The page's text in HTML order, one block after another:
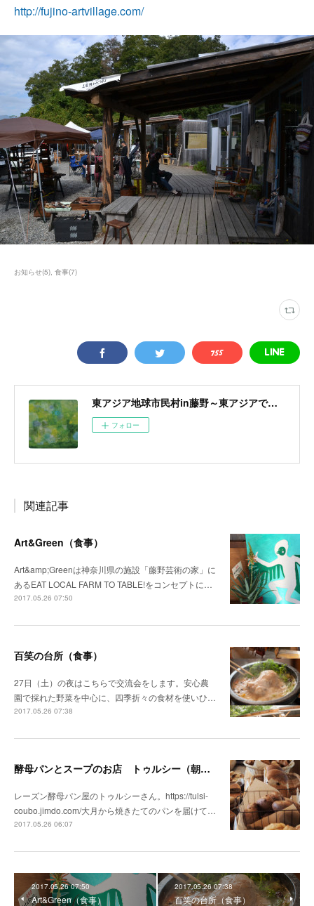
http://fujino-artvillage.com/
お知らせ(5) 食事(7)
東アジア地球市民村in藤野～東アジアで醸成する地球市民意識～
フォロー
関連記事
Art&Green（食事）
Art&amp;Greenは神奈川県の施設「藤野芸術の家」に
あるEAT LOCAL FARM TO TABLE!をコンセプトに…
2017.05.26 07:50
百笑の台所（食事）
27日（土）の夜はこちらで交流会をします。安心農
園で採れた野菜を中心に、四季折々の食材を使いひ…
2017.05.26 07:38
酵母パンとスープのお店 トゥルシー（朝食）
レーズン酵母パン屋のトゥルシーさん。https://tulsi-
coubo.jimdo.com/大月から焼きたてのパンを届けて…
2017.05.26 06:07
2017.05.26 07:50
Art&Green（食事）
2017.05.26 07:38
百笑の台所（食事）